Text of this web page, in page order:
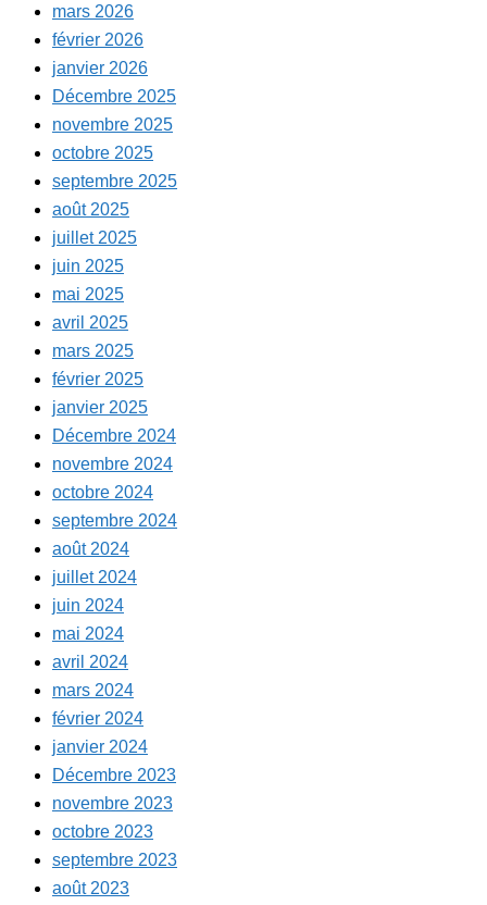
mars 2026
février 2026
janvier 2026
Décembre 2025
novembre 2025
octobre 2025
septembre 2025
août 2025
juillet 2025
juin 2025
mai 2025
avril 2025
mars 2025
février 2025
janvier 2025
Décembre 2024
novembre 2024
octobre 2024
septembre 2024
août 2024
juillet 2024
juin 2024
mai 2024
avril 2024
mars 2024
février 2024
janvier 2024
Décembre 2023
novembre 2023
octobre 2023
septembre 2023
août 2023